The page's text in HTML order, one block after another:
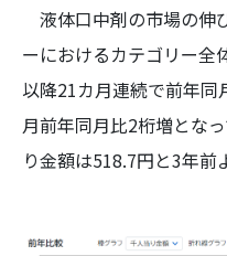
液体口中剤の市場の伸
ーにおけるカテゴリー全
以降21カ月連続で前年同
月前年同月比2桁増とな
り金額は518.7円と3年前